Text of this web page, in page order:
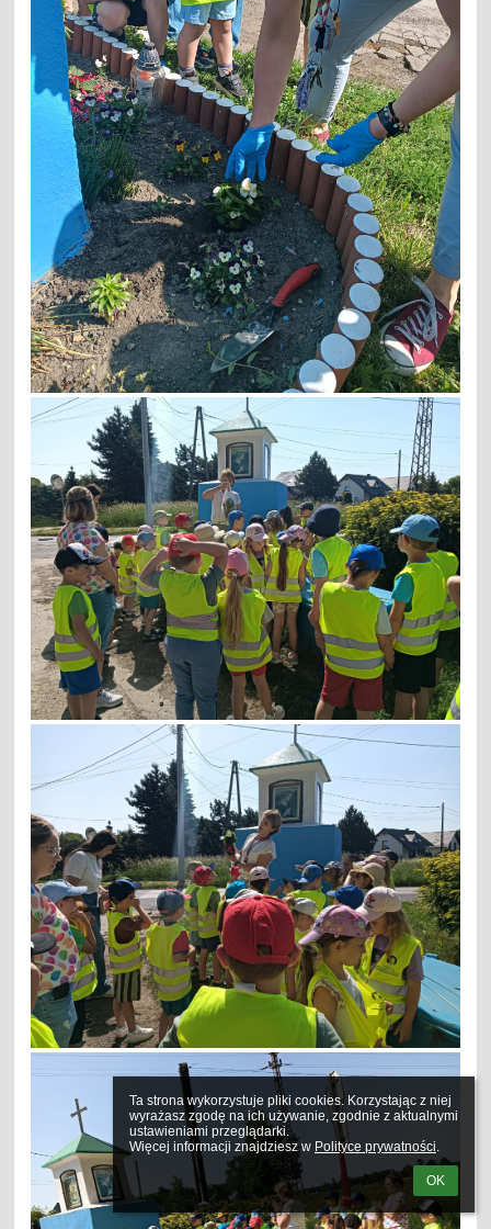
Ta strona wykorzystuje pliki cookies. Korzystając z niej
wyrażasz zgodę na ich używanie, zgodnie z aktualnymi
ustawieniami przeglądarki.
Więcej informacji znajdziesz w Polityce prywatności.
OK